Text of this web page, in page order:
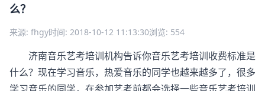
么？
来源: fhgy时间: 2018-10-12 11:13:30浏览: 554
济南音乐艺考培训机构告诉你音乐艺考培训收费标准是
什么？现在学习音乐，热爱音乐的同学也越来越多了，很多